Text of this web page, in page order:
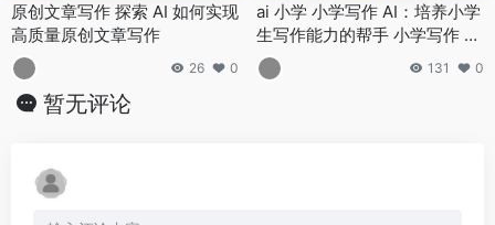
原创文章写作 探索 AI 如何实现
高质量原创文章写作
26 0
ai 小学 小学写作 AI：培养小学
生写作能力的帮手 小学写作 AI
的功能与教学应用
131 0
暂无评论